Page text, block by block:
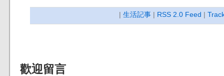
| 生活記事 | RSS 2.0 Feed |
歡迎留言